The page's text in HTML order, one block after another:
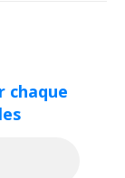
chaque